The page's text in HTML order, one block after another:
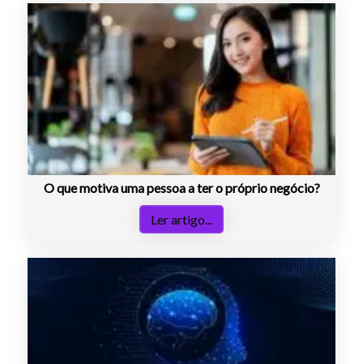
O que motiva uma pessoa a ter o próprio negócio?
Ler artigo...